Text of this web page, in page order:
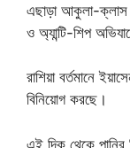
এছাড়া আকুলা-ক্লাস
ও অ্যান্টি-শিপ
রাশিয়া বর্তমানে
বিনিয়োগ করছে।
এই দিক থেকে পানির